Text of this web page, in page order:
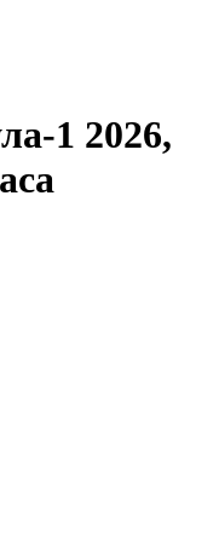
1 2026,